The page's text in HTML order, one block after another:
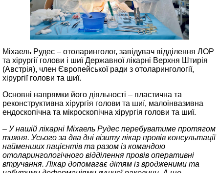
Міхаель Рудес – отоларинголог, завідувач відділення ЛОР
та хірургії голови і шиї Державної лікарні Верхня Штирія
(Австрія), член Європейської ради з отоларингології,
хірургії голови та шиї.
Основні напрямки його діяльності – пластична та
реконструктивна хірургія голови та шиї, малоінвазивна
ендоскопічна та мікроскопічна хірургія голови та шиї.
– У нашій лікарні Міхаель Рудес перебуватиме протягом
тижня. Усього за два дні візиту лікар провів консультації
найменших пацієнтів та разом із командою
отоларингологічного відділення провів оперативні
втручання. Лікар допомагає дітям із вродженими та